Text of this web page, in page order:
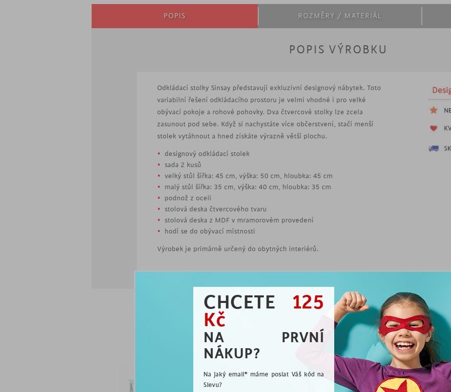
CHCETE
125
Kč
NA PRVNÍ
NÁKUP?
Na jaký email* máme poslat Váš kód na
Slevu?
POPIS ROZMĚRY / MATERIÁL
POPIS VÝROBKU
Odkládací stolky Sinsay představují exkluzivní designový nábytek. Toto
variabilní řešení odkládacího prostoru je velmi vhodné i pro velké
obývací pokoje a rohové pohovky. Dva čtvercové stolky lze zcela
zasunout pod sebe. Když si nachystáte více občerstvení, stačí menší
stolek vytáhnout a hned získáte výrazně větší plochu.
designový odkládací stolek
sada 2 kusů
velký stůl šířka: 45 cm, výška: 50 cm, hloubka: 45 cm
malý stůl šířka: 35 cm, výška: 40 cm, hloubka: 35 cm
podnož z oceli
stolová deska čtvercového tvaru
stolová deska z MDF v mramorovém provedení
hodí se do obývací místnosti
Výrobek je primárně určený do obytných interiérů.
Vybíráme pro Vás
jsme rádi, že jste se přidali k milovníkům dobrého